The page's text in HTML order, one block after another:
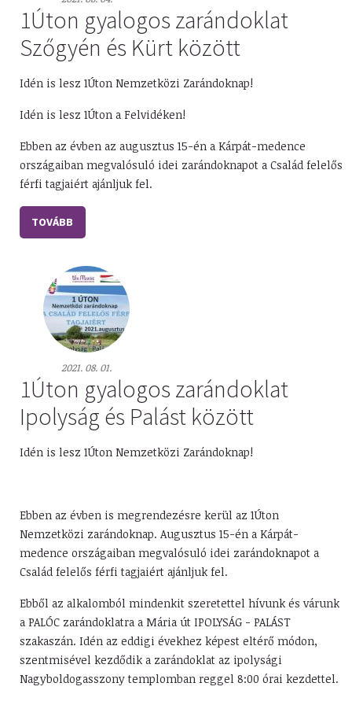
1Úton gyalogos zarándoklat
Szőgyén és Kürt között
Idén is lesz 1Úton Nemzetközi Zarándoknap!
Idén is lesz 1Úton a Felvidéken!
Ebben az évben az augusztus 15-én a Kárpát-medence
országaiban megvalósuló idei zarándoknapot a Család felelős
férfi tagjaiért ajánljuk fel.
TOVÁBB
2021. 08. 01.
1Úton gyalogos zarándoklat
Ipolyság és Palást között
Idén is lesz 1Úton Nemzetközi Zarándoknap!
Ebben az évben is megrendezésre kerül az 1Úton
Nemzetközi zarándoknap. Augusztus 15-én a Kárpát-
medence országaiban megvalósuló idei zarándoknapot a
Család felelős férfi tagjaiért ajánljuk fel.
Ebből az alkalomból mindenkit szeretettel hívunk és várunk
a PALÓC zarándoklatra a Mária út IPOLYSÁG - PALÁST
szakaszán. Idén az eddigi évekhez képest eltérő módon,
szentmisével kezdődik a zarándoklat az ipolysági
Nagyboldogasszony templomban reggel 8:00 órai kezdettel.